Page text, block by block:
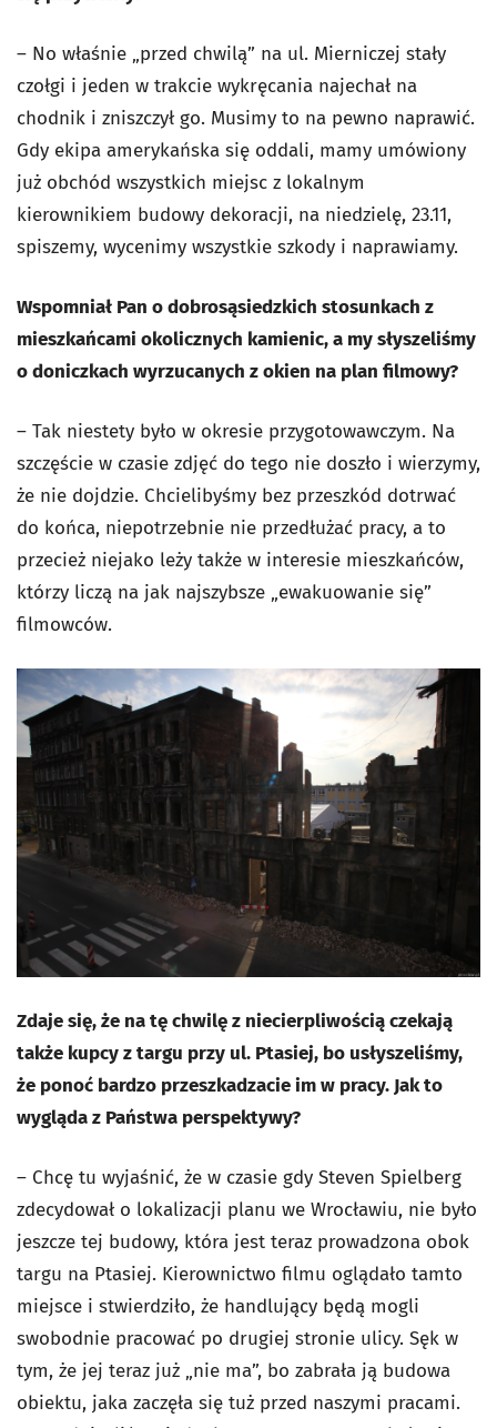
– No właśnie „przed chwilą” na ul. Mierniczej stały
czołgi i jeden w trakcie wykręcania najechał na
chodnik i zniszczył go. Musimy to na pewno naprawić.
Gdy ekipa amerykańska się oddali, mamy umówiony
już obchód wszystkich miejsc z lokalnym
kierownikiem budowy dekoracji, na niedzielę, 23.11,
spiszemy, wycenimy wszystkie szkody i naprawiamy.
Wspomniał Pan o dobrosąsiedzkich stosunkach z
mieszkańcami okolicznych kamienic, a my słyszeliśmy
o doniczkach wyrzucanych z okien na plan filmowy?
– Tak niestety było w okresie przygotowawczym. Na
szczęście w czasie zdjęć do tego nie doszło i wierzymy,
że nie dojdzie. Chcielibyśmy bez przeszkód dotrwać
do końca, niepotrzebnie nie przedłużać pracy, a to
przecież niejako leży także w interesie mieszkańców,
którzy liczą na jak najszybsze „ewakuowanie się”
filmowców.
Zdaje się, że na tęchwilę z niecierpliwością czekają
także kupcy z targu przy ul. Ptasiej, bo usłyszeliśmy,
że ponoć bardzo przeszkadzacie im w pracy. Jak to
wygląda z Państwa perspektywy?
– Chcę tu wyjaśnić, że w czasie gdy Steven Spielberg
zdecydował o lokalizacji planu we Wrocławiu, nie było
jeszcze tej budowy, która jest teraz prowadzona obok
targu na Ptasiej. Kierownictwo filmu oglądało tamto
miejsce i stwierdziło, że handlujący będą mogli
swobodnie pracować po drugiej stronie ulicy. Sęk w
tym, że jej teraz już „nie ma”, bo zabrała ją budowa
obiektu, jaka zaczęła się tuż przed naszymi pracami.